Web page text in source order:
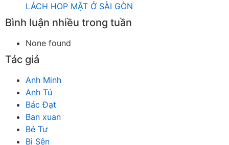
LÁCH HOP MẶT Ở SÀI GÒN
Bình luận nhiều trong tuần
None found
Tác giả
Anh Minh
Anh Tú
Bác Đạt
Ban xuan
Bé Tư
Bi Sên